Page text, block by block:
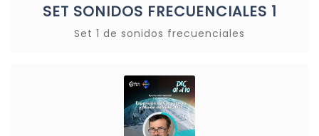
SET SONIDOS FRECUENCIALES 1
Set 1 de sonidos frecuenciales